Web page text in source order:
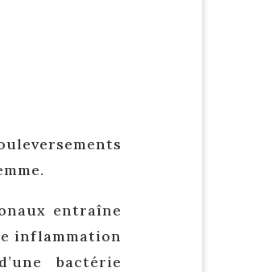
entraîne
inflammation
bactérie